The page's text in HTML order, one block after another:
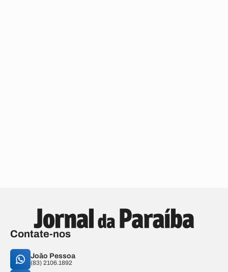
Contate-nos
João Pessoa
(83) 2106.1892